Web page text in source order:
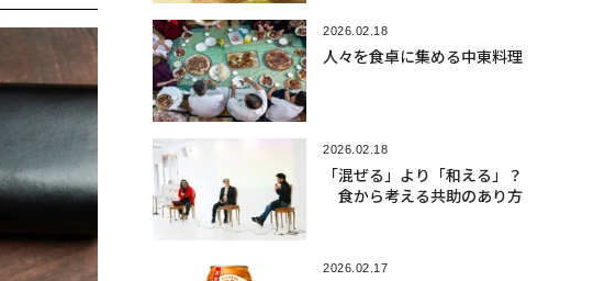
2026.02.18
人々を食卓に集める中東料理
2026.02.18
「混ぜる」より「和える」？
食から考える共助のあり方
2026.02.17